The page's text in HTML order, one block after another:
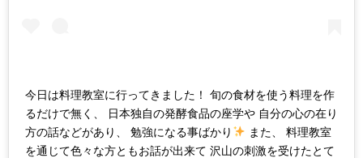
今日は料理教室に行ってきました！ 旬の食材を使う料理を作
るだけで無く、 日本独自の発酵食品の座学や 自分の心の在り
方の話などがあり、 勉強になる事ばかり
また、 料理教室
を通じて色々な方ともお話が出来て 沢山の刺激を受けたとて